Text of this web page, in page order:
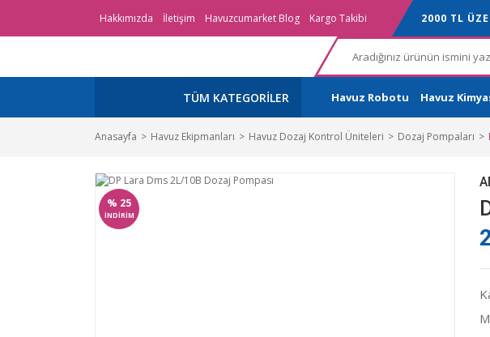
Hakkımızda İletişim Havuzcumarket Blog Kargo Takibi 2000 TL
TÜM KATEGORİLER Havuz Robotu Havuz
Anasayfa Havuz Ekipmanları Havuz Dozaj Kontrol Üniteleri Dozaj Pompaları
% 25
İNDİRİM